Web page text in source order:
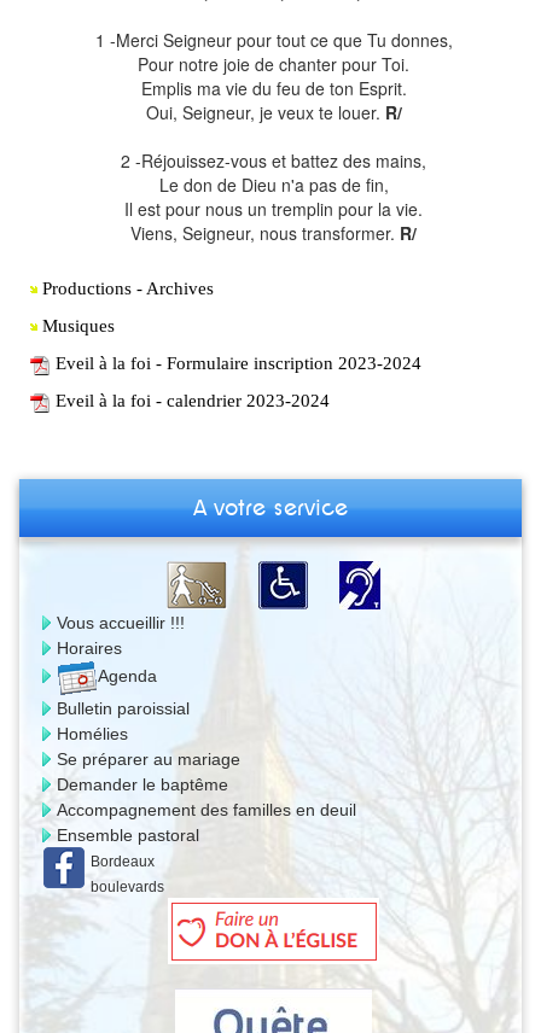
1 -Merci Seigneur pour tout ce que Tu donnes,
Pour notre joie de chanter pour Toi.
Emplis ma vie du feu de ton Esprit.
Oui, Seigneur, je veux te louer. R/
2 -Réjouissez-vous et battez des mains,
Le don de Dieu n'a pas de fin,
Il est pour nous un tremplin pour la vie.
Viens, Seigneur, nous transformer. R/
Productions - Archives
Musiques
Eveil à la foi - Formulaire inscription 2023-2024
Eveil à la foi - calendrier 2023-2024
A votre service
Vous accueillir !!!
Horaires
Agenda
Bulletin paroissial
Homélies
Se préparer au mariage
Demander le baptême
Accompagnement des familles en deuil
Ensemble pastoral
Bordeaux
boulevards